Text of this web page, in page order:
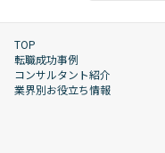
TOP
転職成功事例
コンサルタント紹介
業界別お役立ち情報